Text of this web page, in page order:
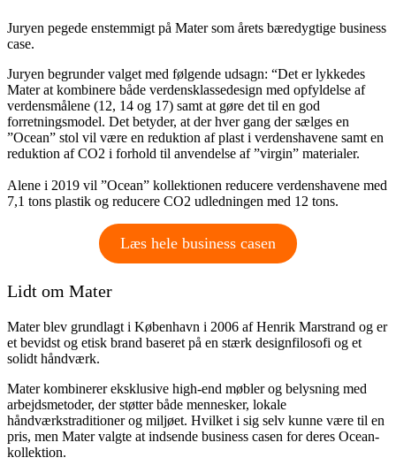
Juryen pegede enstemmigt på Mater som årets bæredygtige business
case.
Juryen begrunder valget med følgende udsagn: “Det er lykkedes
Mater at kombinere både verdensklassedesign med opfyldelse af
verdensmålene (12, 14 og 17) samt at gøre det til en god
forretningsmodel. Det betyder, at der hver gang der sælges en
”Ocean” stol vil være en reduktion af plast i verdenshavene samt en
reduktion af CO2 i forhold til anvendelse af ”virgin” materialer.
Alene i 2019 vil ”Ocean” kollektionen reducere verdenshavene med
7,1 tons plastik og reducere CO2 udledningen med 12 tons.
Læs hele business casen
Lidt om Mater
Mater blev grundlagt i København i 2006 af Henrik Marstrand og er
et bevidst og etisk brand baseret på en stærk designfilosofi og et
solidt håndværk.
Mater kombinerer eksklusive high-end møbler og belysning med
arbejdsmetoder, der støtter både mennesker, lokale
håndværkstraditioner og miljøet. Hvilket i sig selv kunne være til en
pris, men Mater valgte at indsende business casen for deres Ocean-
kollektion.